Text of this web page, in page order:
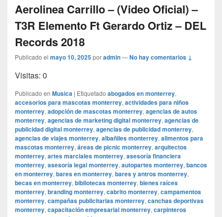
Aerolinea Carrillo – (Video Oficial) –
T3R Elemento Ft Gerardo Ortiz – DEL
Records 2018
Publicado el mayo 10, 2025poradmin—No hay comentarios ↓
Visitas: 0
Publicado en Musica | Etiquetado abogados en monterrey,
accesorios para mascotas monterrey, actividades para niños
monterrey, adopción de mascotas monterrey, agencias de autos
monterrey, agencias de marketing digital monterrey, agencias de
publicidad digital monterrey, agencias de publicidad monterrey,
agencias de viajes monterrey, albañiles monterrey, alimentos para
mascotas monterrey, áreas de picnic monterrey, arquitectos
monterrey, artes marciales monterrey, asesoría financiera
monterrey, asesoría legal monterrey, autopartes monterrey, bancos
en monterrey, bares en monterrey, bares y antros monterrey,
becas en monterrey, bibliotecas monterrey, bienes raíces
monterrey, branding monterrey, cabrito monterrey, campamentos
monterrey, campañas publicitarias monterrey, canchas deportivas
monterrey, capacitación empresarial monterrey, carpinteros